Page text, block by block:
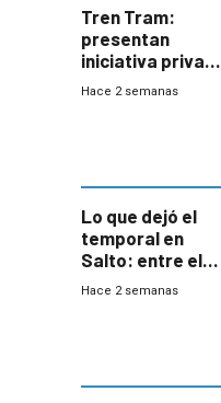
Tren Tram:
presentan
iniciativa privada
para una red de
Hace 2 semanas
Lo que dejó el
temporal en
Salto: entre el
impacto
Hace 2 semanas